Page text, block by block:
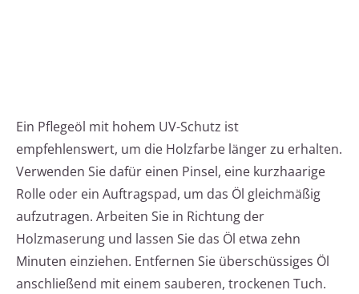
Ein Pflegeöl mit hohem UV-Schutz ist
empfehlenswert, um die Holzfarbe länger zu erhalten.
Verwenden Sie dafür einen Pinsel, eine kurzhaarige
Rolle oder ein Auftragspad, um das Öl gleichmäßig
aufzutragen. Arbeiten Sie in Richtung der
Holzmaserung und lassen Sie das Öl etwa zehn
Minuten einziehen. Entfernen Sie überschüssiges Öl
anschließend mit einem sauberen, trockenen Tuch.